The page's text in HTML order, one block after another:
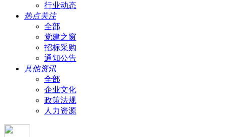
行业动态
热点关注
全部
党建之窗
招标采购
通知公告
其他资讯
全部
企业文化
政策法规
人力资源